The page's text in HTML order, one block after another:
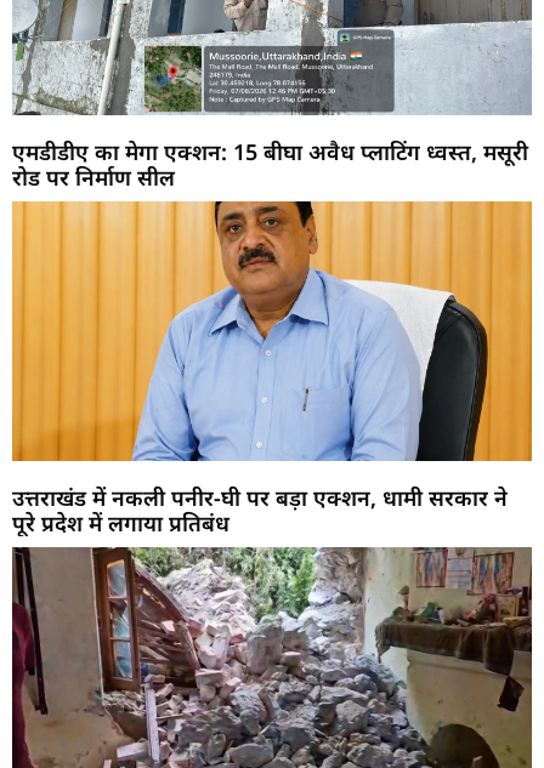
एमडीडीए का मेगा एक्शन: 15 बीघा अवैध प्लाटिंग ध्वस्त, मसूरी
रोड पर निर्माण सील
उत्तराखंड में नकली पनीर-घी पर बड़ा एक्शन, धामी सरकार ने
पूरे प्रदेश में लगाया प्रतिबंध